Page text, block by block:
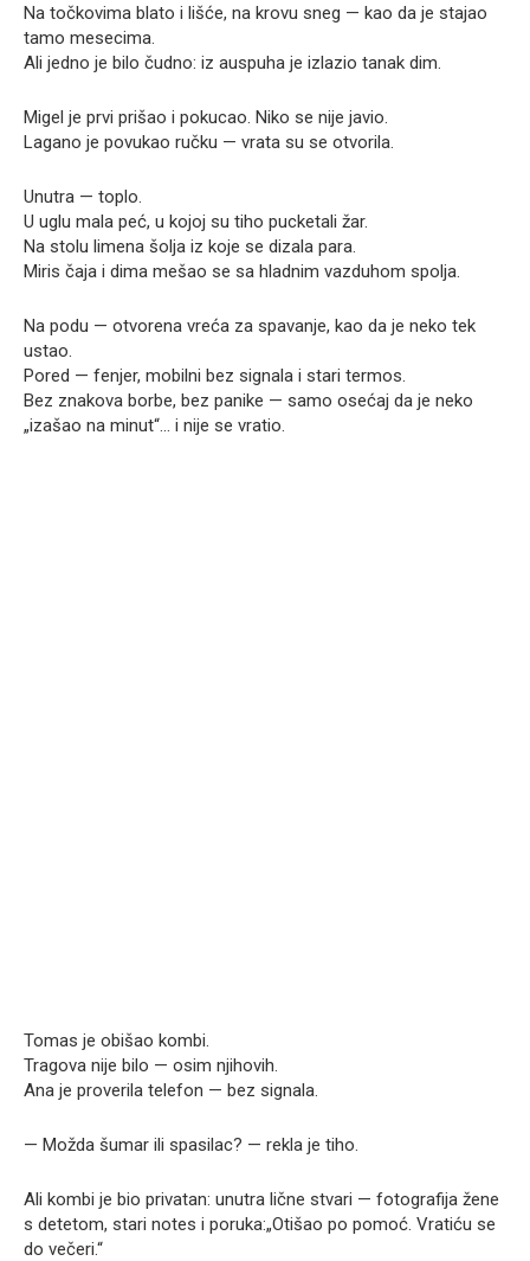
Na točkovima blato i lišće, na krovu sneg — kao da je stajao
tamo mesecima.
Ali jedno je bilo čudno: iz auspuha je izlazio tanak dim.
Migel je prvi prišao i pokucao. Niko se nije javio.
Lagano je povukao ručku — vrata su se otvorila.
Unutra — toplo.
U uglu mala peć, u kojoj su tiho pucketali žar.
Na stolu limena šolja iz koje se dizala para.
Miris čaja i dima mešao se sa hladnim vazduhom spolja.
Na podu — otvorena vreća za spavanje, kao da je neko tek
ustao.
Pored — fenjer, mobilni bez signala i stari termos.
Bez znakova borbe, bez panike — samo osećaj da je neko
„izašao na minut“… i nije se vratio.
Tomas je obišao kombi.
Tragova nije bilo — osim njihovih.
Ana je proverila telefon — bez signala.
— Možda šumar ili spasilac? — rekla je tiho.
Ali kombi je bio privatan: unutra lične stvari — fotografija žene
s detetom, stari notes i poruka:„Otišao po pomoć. Vratiću se
do večeri.“